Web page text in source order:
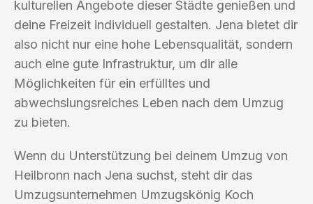
kulturellen Angebote dieser Städte genießen und
deine Freizeit individuell gestalten. Jena bietet dir
also nicht nur eine hohe Lebensqualität, sondern
auch eine gute Infrastruktur, um dir alle
Möglichkeiten für ein erfülltes und
abwechslungsreiches Leben nach dem Umzug
zu bieten.
Wenn du Unterstützung bei deinem Umzug von
Heilbronn nach Jena suchst, steht dir das
Umzugsunternehmen Umzugskönig Koch